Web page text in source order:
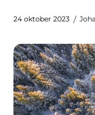
24 oktober 2023